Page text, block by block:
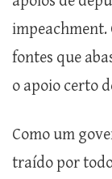
impeachment.
fontes que
o apoio certo
Como um
traído por